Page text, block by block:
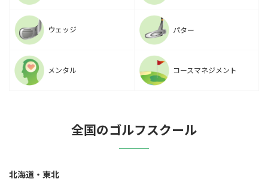
ウェッジ パター
メンタル コースマネジメント
全国のゴルフスクール
北海道・東北